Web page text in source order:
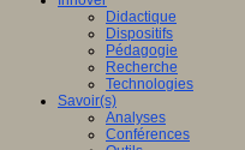
Didactique
Dispositifs
Pédagogie
Recherche
Technologies
Savoir(s)
Analyses
Conférences